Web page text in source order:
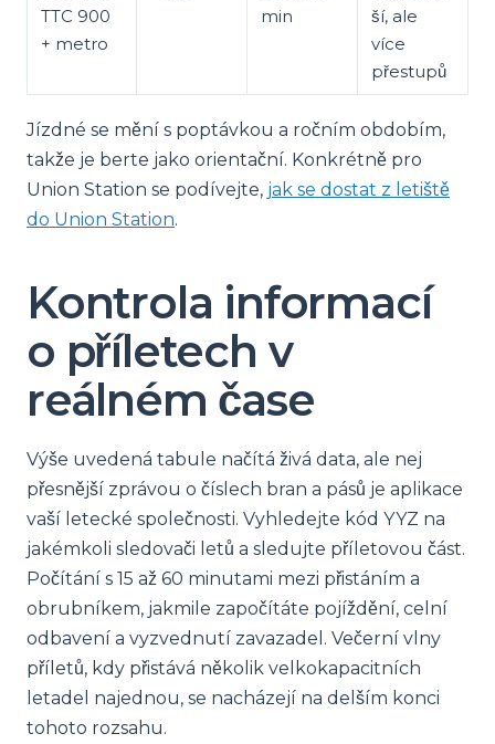
TTC 900
+ metro
min
ší, ale
více
přestupů
Jízdné se mění s poptávkou a ročním obdobím,
takže je berte jako orientační. Konkrétně pro
Union Station se podívejte, jak se dostat z letiště
do Union Station.
Kontrola informací
o příletech v
reálném čase
Výše uvedená tabule načítá živá data, ale nej
přesnější zprávou o číslech bran a pásů je aplikace
vaší letecké společnosti. Vyhledejte kód YYZ na
jakémkoli sledovači letů a sledujte příletovou část.
Počítání s 15 až 60 minutami mezi přistáním a
obrubníkem, jakmile započítáte pojíždění, celní
odbavení a vyzvednutí zavazadel. Večerní vlny
příletů, kdy přistává několik velkokapacitních
letadel najednou, se nacházejí na delším konci
tohoto rozsahu.